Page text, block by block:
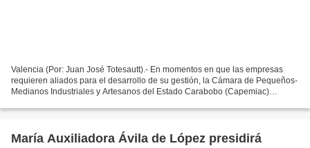
Valencia (Por: Juan José Totesautt).- En momentos en que las empresas
requieren aliados para el desarrollo de su gestión, la Cámara de Pequeños-
Medianos Industriales y Artesanos del Estado Carabobo (Capemiac)
María Auxiliadora Ávila de López presidirá